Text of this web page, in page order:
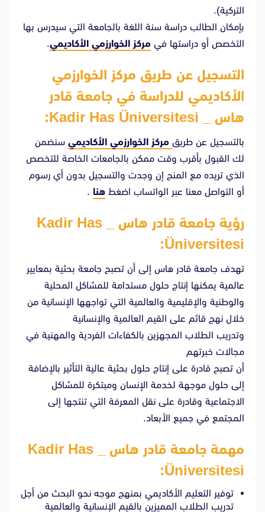
التركية).
بإمكان الطالب دراسة سنة اللغة بالجامعة التي سيدرس بها
التخصص أو دراستها في مركز الخوارزمي الأكاديمي.
التسجيل عن طريق مركز الخوارزمي
الأكاديمي للدراسة في جامعة قادر
هاس _ Kadir Has Üniversitesi:
بالتسجيل عن طريق مركز الخوارزمي الأكاديمي سنضمن
لك القبول بأقرب وقت ممكن بالجامعات الخاصة للتخصص
الذي تريده مع المنح إن وجدت والتسجيل بدون أي رسوم
أو التواصل معنا عبر الواتساب اضغط هنا .
رؤية جامعة قادر هاس _ Kadir Has
Üniversitesi:
تهدف جامعة قادر هاس إلى أن تصبح جامعة بحثية بمعايير
عالمية يمكنها إنتاج حلول مستدامة للمشاكل المحلية
والوطنية والإقليمية والعالمية التي تواجهها الإنسانية من
خلال نهج قائم على القيم العالمية والإنسانية
وتدريب الطلاب المجهزين بالكفاءات الفردية والمهنية في
مجالات خبرتهم
أن تصبح قادرة على إنتاج حلول بحثية عالية التأثير بالإضافة
إلى حلول موجهة لخدمة الإنسان ومبتكرة للمشاكل
الاجتماعية وقادرة على نقل المعرفة التي تنتجها إلى
المجتمع في جميع الأبعاد.
مهمة جامعة قادر هاس _ Kadir Has
Üniversitesi:
توفير التعليم الأكاديمي بمنهج موجه نحو البحث من أجل
تدريب الطلاب المميزين بالقيم الإنسانية والعالمية